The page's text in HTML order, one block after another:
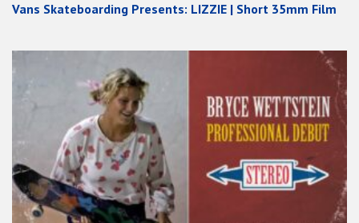
Vans Skateboarding Presents: LIZZIE | Short 35mm Film